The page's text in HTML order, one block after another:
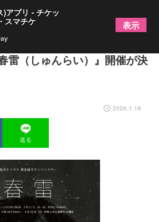
ケイスケ、自身初の弾き語
雷（しゅんらい）』開催が決
2026.1.18
送る
)アプリ - チケッ
スマチケ 表示